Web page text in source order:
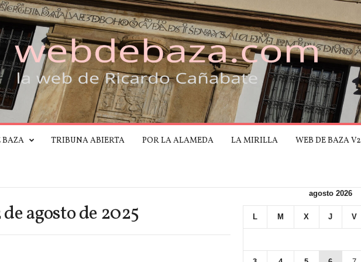
BAZA TRIBUNA ABIERTA POR LA ALAMEDA LA MIRILLA WEB DE BAZA V2
agosto de 2025
agosto 2026
L M X J V